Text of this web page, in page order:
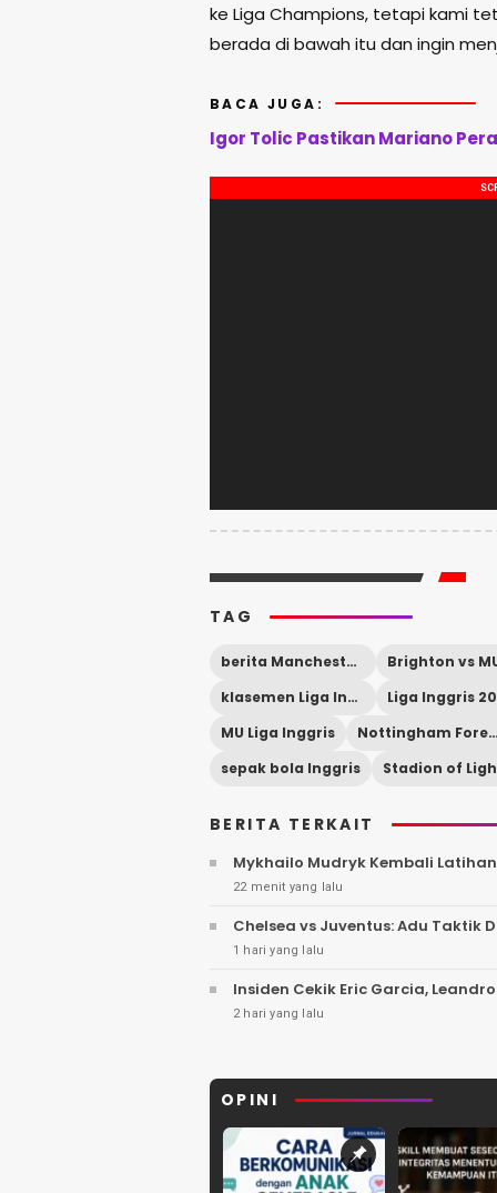
ke Liga Champions, tetapi kami
berada di bawah itu dan ingin
BACA JUGA:
Igor Tolic Pastikan Mariano
TAG
berita Manchester United
Brighton vs
klasemen Liga Inggris
Liga Inggris
MU Liga Inggris
sepak bola Inggris
Stadion of
BERITA TERKAIT
Mykhailo Mudryk Kembali
22 menit yang lalu
Chelsea vs Juventus: Adu Taktik
1 hari yang lalu
Insiden Cekik Eric Garcia,
2 hari yang lalu
OPINI